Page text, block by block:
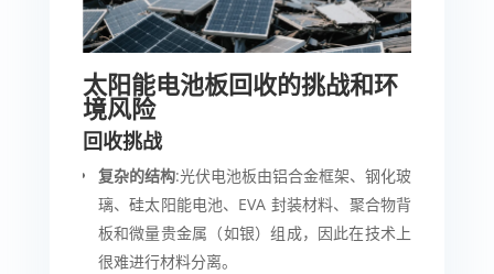
太阳能电池板回收的挑战和环
境风险
回收挑战
复杂的结构:光伏电池板由铝合金框架、钢化玻
璃、硅太阳能电池、EVA 封装材料、聚合物背
板和微量贵金属（如银）组成，因此在技术上
很难进行材料分离。